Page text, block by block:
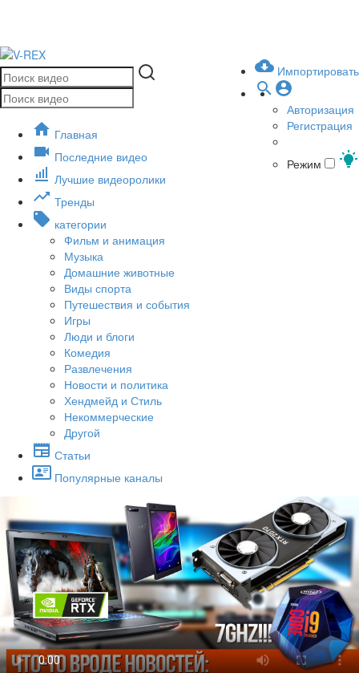
Импортировать
Авторизация
Регистрация
Режим
Главная
Последние видео
Лучшие видеоролики
Тренды
категории
Фильм и анимация
Музыка
Домашние животные
Виды спорта
Путешествия и события
Игры
Люди и блоги
Комедия
Развлечения
Новости и политика
Хендмейд и Стиль
Некоммерческие
Другой
Статьи
Популярные каналы